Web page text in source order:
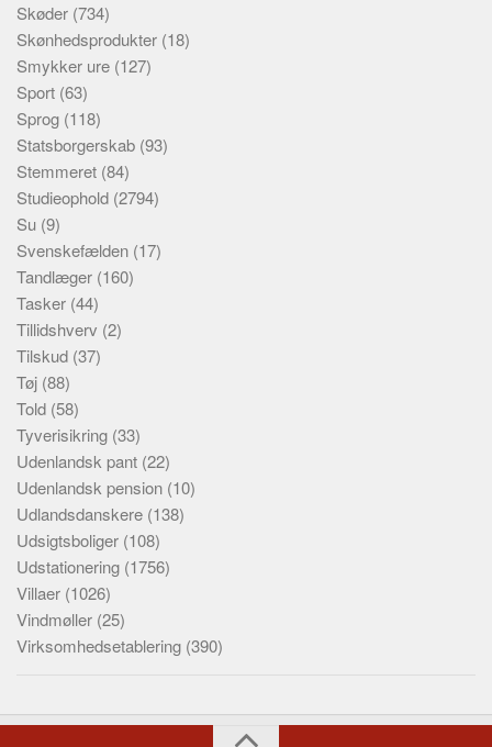
Skøder (734)
Skønhedsprodukter (18)
Smykker ure (127)
Sport (63)
Sprog (118)
Statsborgerskab (93)
Stemmeret (84)
Studieophold (2794)
Su (9)
Svenskefælden (17)
Tandlæger (160)
Tasker (44)
Tillidshverv (2)
Tilskud (37)
Tøj (88)
Told (58)
Tyverisikring (33)
Udenlandsk pant (22)
Udenlandsk pension (10)
Udlandsdanskere (138)
Udsigtsboliger (108)
Udstationering (1756)
Villaer (1026)
Vindmøller (25)
Virksomhedsetablering (390)